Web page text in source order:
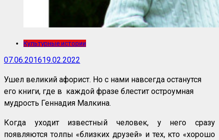
Культурные истории
07.06.201619.02.2022
Ушел великий афорист. Но с нами навсегда останутся
его книги, где в каждой фразе блестит остроумная
мудрость Геннадия Малкина.
Когда уходит известный человек, у него сразу
появляются толпы «близких друзей» и тех, кто «хорошо